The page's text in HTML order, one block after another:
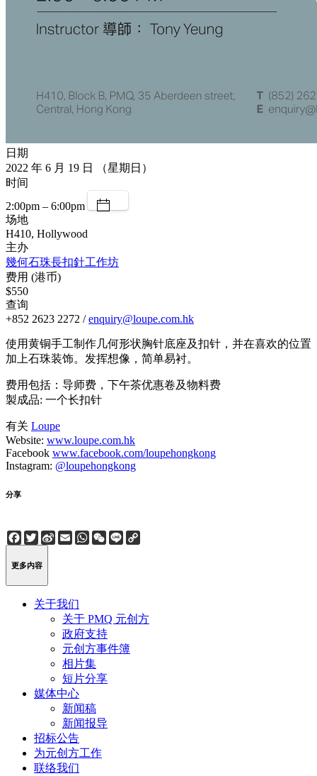
日期
2022 年 6 月 19 日 （星期日）
时间
2:00pm – 6:00pm
场地
H410, Hollywood
主办
幾何石珠長扣針工作坊
费用 (港币)
$550
查询
+852 2623 2272 /enquiry@loupe.com.hk
使用黄铜手工制作几何形状胸针底座及扣针，并在喜欢的位置
加上石珠装饰。发挥想像，简单易衬。
费用包括：导师费，下午茶优惠卷及物料费
製成品: 一个长扣针
有关 Loupe
Website: www.loupe.com.hk
Facebook www.facebook.com/loupehongkong
Instagram: @loupehongkong
分享
Facebook
Twitter
Sina
Weibo
EmailWhatsApp
WeChat
Line
更多内容
关于我们
关于 PMQ 元创方
政府支持
元创方事件簿
相片集
短片分享
媒体中心
新闻稿
新闻报导
招标公告
为元创方工作
联络我们